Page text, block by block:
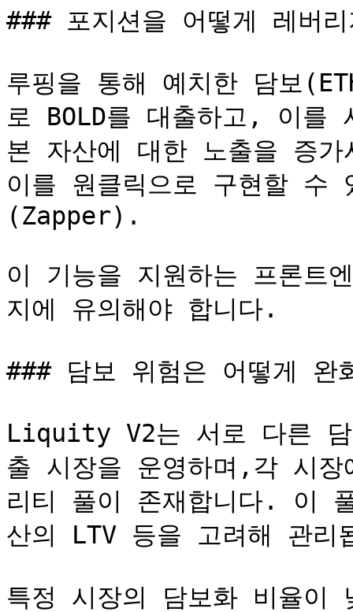
### 포지션을 어떻게 레버
루핑을 통해 예치한 담보
로 BOLD를 대출하고, 이를
본 자산에 대한 노출을 증
이를 원클릭으로 구현할 수
(Zapper).
이 기능을 지원하는 프론트
지에 유의해야 합니다.
### 담보 위험은 어떻게 완
Liquity V2는 서로 다른
출 시장을 운영하며,각 시
리티 풀이 존재합니다. 이
산의 LTV 등을 고려해 관리
특정 시장의 담보화 비율